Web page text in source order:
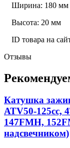
Ширина: 180 мм
Высота: 20 мм
ID товара на
Отзывы
Катушка
АТV50-125сс,
147FMH,
надсвечником)